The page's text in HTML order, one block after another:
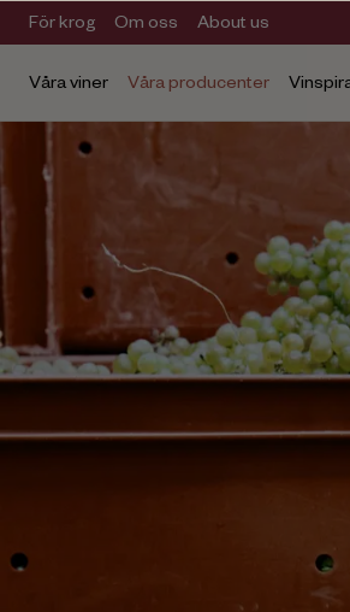
För krog Om oss About us
Våra viner Våra producenter